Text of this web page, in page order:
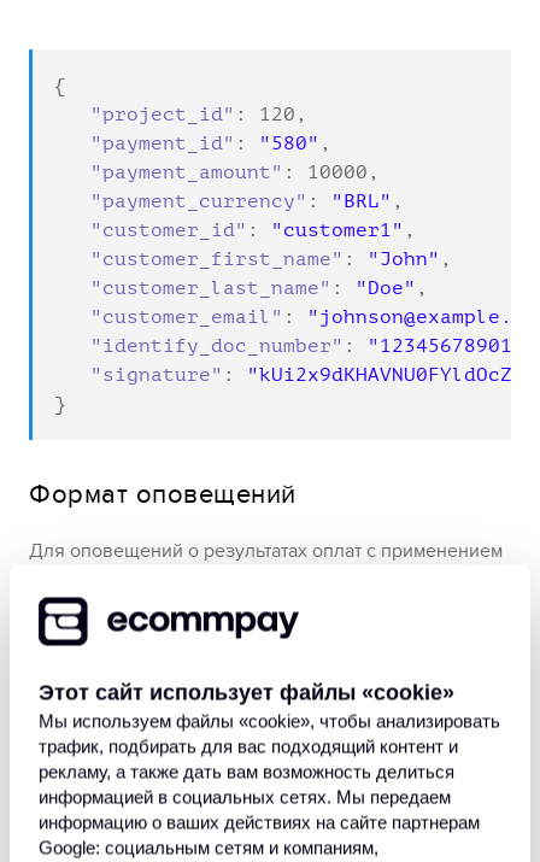
Этот сайт использует файлы «сookie»
Мы используем файлы «сookie», чтобы анализировать
трафик, подбирать для вас подходящий контент и
рекламу, а также дать вам возможность делиться
информацией в социальных сетях. Мы передаем
информацию о ваших действиях на сайте партнерам
Google: социальным сетям и компаниям,
{
"project_id" : 120 ,
"payment_id" : "580" ,
"payment_amount" : 10000 ,
"payment_currency" : "BRL" ,
"customer_id" : "customer1" ,
"customer_first_name" : "John" ,
"customer_last_name" : "Doe" ,
"customer_email" :
"identify_doc_number" : "12345678901"
"signature" :
}
Формат оповещений
Для оповещений о результатах оплат с применением
которого представлено в статье
Работа с оповещениями
.
В следующем примере оповещение свидетельствует
о том, что в рамках проекта312была проведена
оплата в размере100,00 BRL.
Пример данных из оповещения о